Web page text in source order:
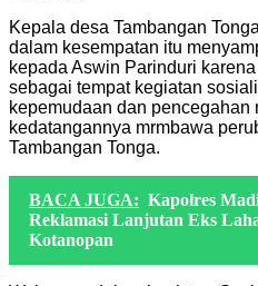
Kepala desa Tambangan
dalam kesempatan itu
kepada Aswin Parinduri
sebagai tempat kegiatan
kepemudaan dan pencegahan
kedatangannya mrmbawa
Tambangan Tonga.
BACA JUGA: Kapolres
Reklamasi Lanjutan Eks
Kotanopan